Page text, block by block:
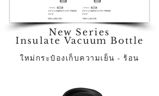
ราคา 3,100 บาท
ราคา 2,900 บาท
New Series
Insulate Vacuum Bottle
ใหม่กระป๋องเก็บความเย็น - ร้อน